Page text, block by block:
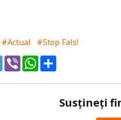
#Actual
#Stop Fals!
Telegram
ViberWhatsApp
Susțineți